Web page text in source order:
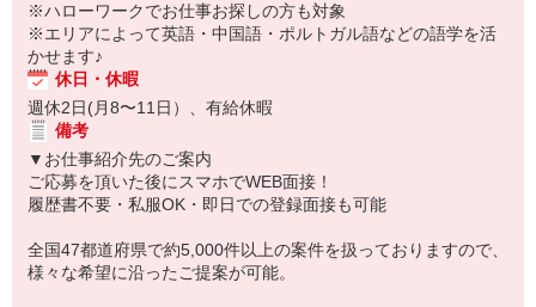
※ハローワークでお仕事お探しの方も対象
※エリアによって英語・中国語・ポルトガル語などの語学を活
かせます♪
休日・休暇
週休2日(月8〜11日）、有給休暇
備考
▼お仕事紹介先のご案内
ご応募を頂いた後にスマホでWEB面接！
履歴書不要・私服OK・即日での登録面接も可能
全国47都道府県で約5,000件以上の案件を扱っておりますので、
様々な希望に沿ったご提案が可能。